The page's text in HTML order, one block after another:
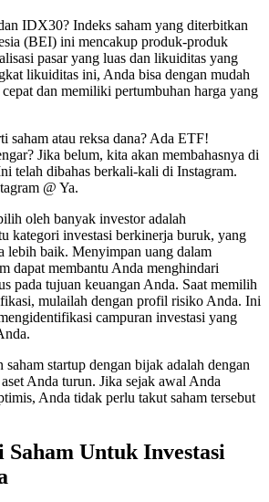
IDX30? Indeks saham yang diterbitkan
(BEI) ini mencakup produk-produk
pasar yang luas dan likuiditas yang
likuiditas ini, Anda bisa dengan mudah
dan memiliki pertumbuhan harga yang
saham atau reksa dana? Ada ETF!
Jika belum, kita akan membahasnya di
telah dibahas berkali-kali di Instagram.
@ Ya.
oleh banyak investor adalah
kategori investasi berkinerja buruk, yang
lebih baik. Menyimpan uang dalam
dapat membantu Anda menghindari
pada tujuan keuangan Anda. Saat memilih
mulailah dengan profil risiko Anda. Ini
campuran investasi yang
saham startup dengan bijak adalah dengan
Anda turun. Jika sejak awal Anda
Anda tidak perlu takut saham tersebut
Untuk Investasi